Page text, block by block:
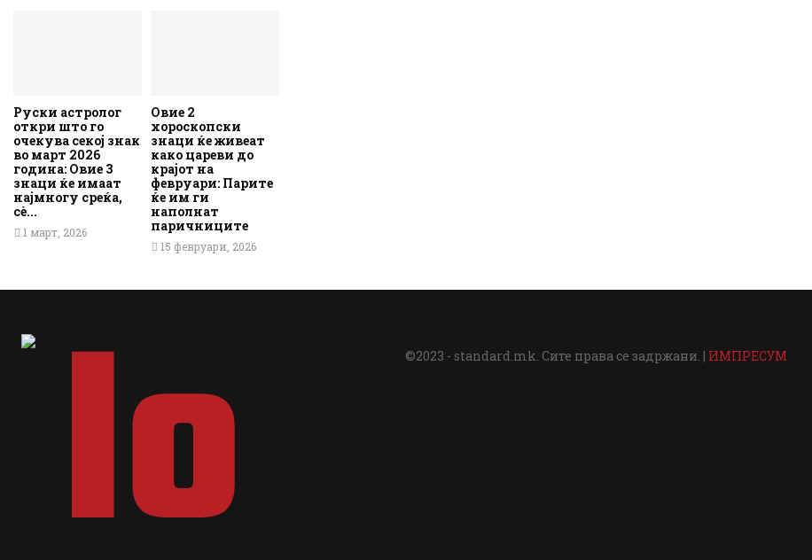
Руски астролог
откри што го
очекува секој знак
во март 2026
година: Овие 3
знаци ќе имаат
најмногу среќа,
сè...
1 март, 2026
Овие 2
хороскопски
знаци ќе живеат
како цареви до
крајот на
февруари: Парите
ќе им ги
наполнат
паричниците
15 февруари, 2026
©2023 - standard.mk. Сите права се задржани. | ИМПРЕСУМ